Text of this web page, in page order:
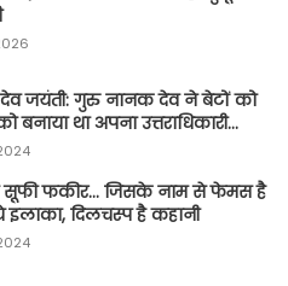
जयंती: गुरु नानक देव ने बेटों को
बनाया था अपना उत्तराधिकारी…
सूफी फकीर… जिसके नाम से फेमस है
इलाका, दिलचस्प है कहानी